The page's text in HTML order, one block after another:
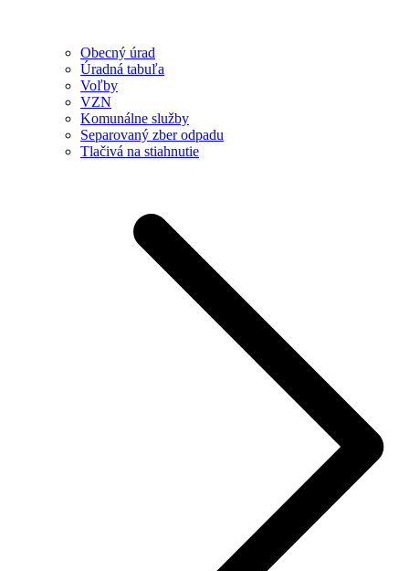
Obecný úrad
Úradná tabuľa
Voľby
VZN
Komunálne služby
Separovaný zber odpadu
Tlačivá na stiahnutie